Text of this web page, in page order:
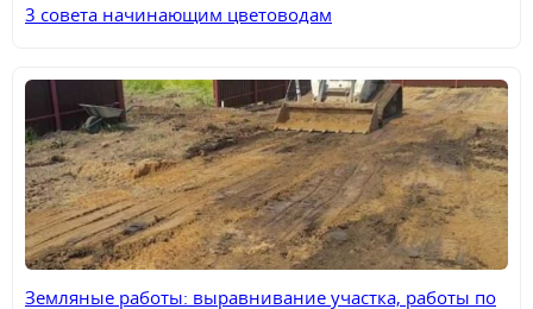
3 совета начинающим цветоводам
Земляные работы: выравнивание участка, работы по